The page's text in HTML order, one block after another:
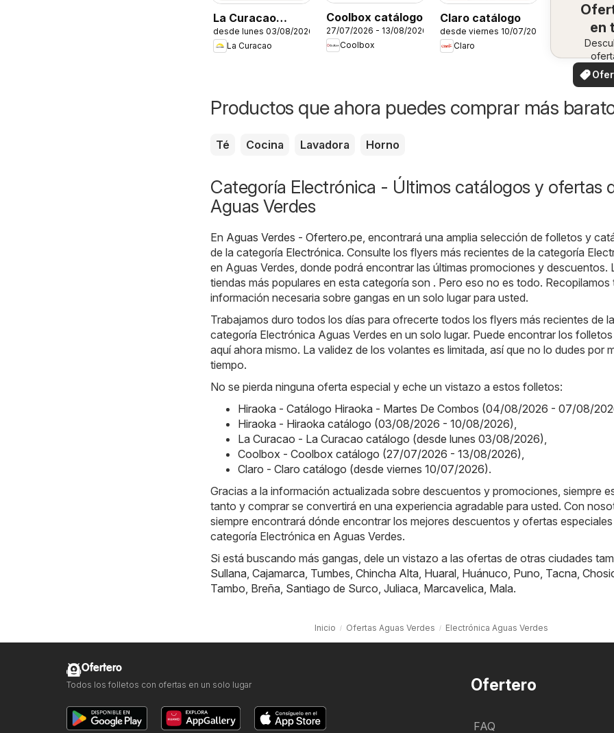
La Curacao
catálogo
desde lunes 03/08/2026
La Curacao
Coolbox catálogo
27/07/2026 - 13/08/2026
Coolbox
Claro catálogo
desde viernes 10/07/2026
Claro
en
Productos que ahora puedes comprar más
Té Cocina Lavadora Horno
Categoría Electrónica - Últimos catálogos y ofertas
Aguas Verdes
En Aguas Verdes - Ofertero.pe , encontrará una amplia selección de folletos y
de la categoría Electrónica. Consulte los flyers más recientes de la categoría
en Aguas Verdes, donde podrá encontrar las últimas promociones y descuentos.
tiendas más populares en esta categoría son . Pero eso no es todo. Recopilamos
información necesaria sobre gangas en un solo lugar para usted.
Trabajamos duro todos los días para ofrecerte todos los flyers más recientes de la
categoría Electrónica Aguas Verdes en un solo lugar. Puede encontrar los folletos
aquí ahora mismo. La validez de los volantes es limitada, así que no lo dudes por
tiempo.
No se pierda ninguna oferta especial y eche un vistazo a estos folletos:
Hiraoka - Catálogo Hiraoka - Martes De Combos (04/08/2026 - 07/08/
Hiraoka - Hiraoka catálogo (03/08/2026 - 10/08/2026)
La Curacao - La Curacao catálogo (desde lunes 03/08/2026)
Coolbox - Coolbox catálogo (27/07/2026 - 13/08/2026)
Claro - Claro catálogo (desde viernes 10/07/2026).
Gracias a la información actualizada sobre descuentos y promociones, siempre
tanto y comprar se convertirá en una experiencia agradable para usted. Con
siempre encontrará dónde encontrar los mejores descuentos y ofertas especiales
categoría Electrónica en Aguas Verdes.
Si está buscando más gangas, dele un vistazo a las ofertas de otras ciudades
Sullana Cajamarca Tumbes Chincha Alta Huaral Huánuco Puno Tacna
Tambo Breña Santiago de Surco Juliaca Marcavelica Mala.
Inicio Ofertas Aguas Verdes Electrónica Aguas Verdes
Ofertero
FAQ
Ofertero
Todos los folletos con ofertas en un solo lugar